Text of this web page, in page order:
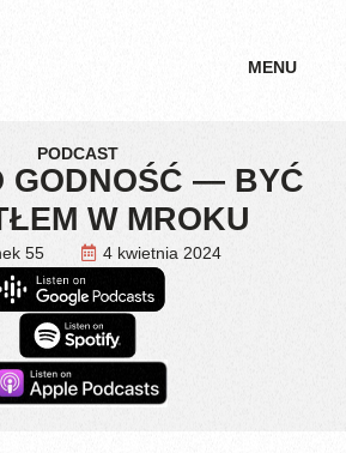
MENU
PODCAST
GODNOŚĆ — BYĆ
W MROKU
55 4 kwietnia 2024